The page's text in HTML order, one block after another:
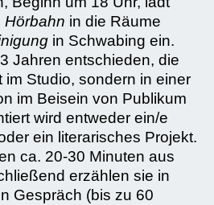
Hörbahn in die Räume
in Schwabing ein.
Jahren entschieden, die
Studio, sondern in einer
im Beisein von Publikum
wird entweder ein/e
ein literarisches Projekt.
ca. 20-30 Minuten aus
erzählen sie in
Gespräch (bis zu 60